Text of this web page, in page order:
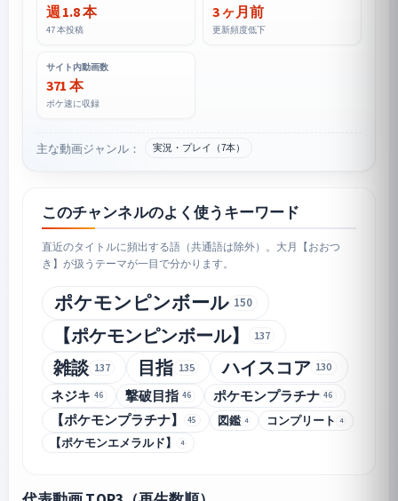
週 1.8 本
47 本投稿
3 ヶ月前
更新頻度低下
サイト内動画数
371 本
ポケ速に収録
主な動画ジャンル： 実況・プレイ（7本）
このチャンネルのよく使うキーワード
直近のタイトルに頻出する語（共通語は除外）。大月【おおつ
き】が扱うテーマが一目で分かります。
ポケモンピンボール 150
【ポケモンピンボール】 137
雑談 137 目指 135 ハイスコア 130
ネジキ 46 撃破目指 46 ポケモンプラチナ 46
【ポケモンプラチナ】 45 図鑑 4 コンプリート 4
【ポケモンエメラルド】 4